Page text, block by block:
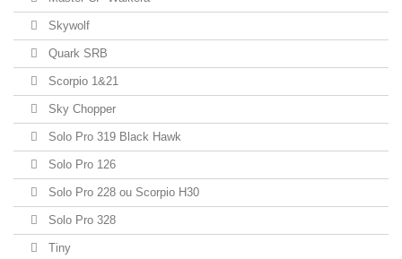
Skywolf
Quark SRB
Scorpio 1&21
Sky Chopper
Solo Pro 319 Black Hawk
Solo Pro 126
Solo Pro 228 ou Scorpio H30
Solo Pro 328
Tiny